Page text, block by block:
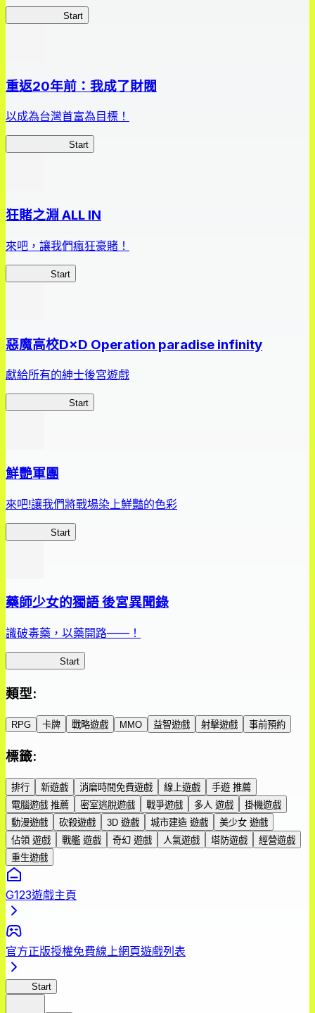
Start
重返20年前：我成了財閥
以成為台灣首富為目標！
Start
狂賭之淵 ALL IN
來吧，讓我們瘋狂豪賭！
Start
惡魔高校D×D Operation paradise infinity
獻給所有的紳士後宮遊戲
Start
鮮艷軍團
來吧!讓我們將戰場染上鮮豔的色彩
Start
藥師少女的獨語 後宮異聞錄
識破毒藥，以藥開路——！
Start
類型:
RPG 卡牌 戰略遊戲 MMO 益智遊戲 射擊遊戲 事前預約
標籤:
排行 新遊戲 消磨時間免費遊戲 線上遊戲
手遊 推薦
電腦遊戲 推薦
密室逃脫遊戲 戰爭遊戲 多人 遊戲
掛機遊戲
動漫遊戲
砍殺遊戲 3D 遊戲 城市建造 遊戲
美少女 遊戲
佔領 遊戲
戰艦 遊戲 奇幻 遊戲 人氣遊戲 塔防遊戲
經營遊戲
重生遊戲
G123遊戲主頁
官方正版授權免費線上網頁遊戲列表
Start